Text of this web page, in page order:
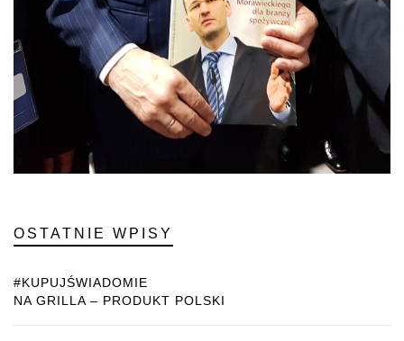
OSTATNIE WPISY
#KUPUJŚWIADOMIE
NA GRILLA – PRODUKT POLSKI